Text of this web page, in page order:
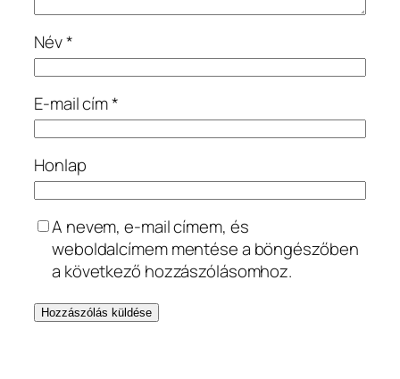
Név*
E-mail cím*
Honlap
A nevem, e-mail címem, és
weboldalcímem mentése a böngészőben
a következő hozzászólásomhoz.